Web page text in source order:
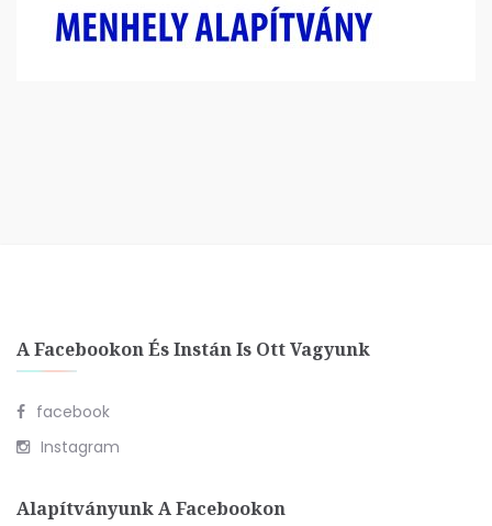
A Facebookon És Instán Is Ott Vagyunk
facebook
Instagram
Alapítványunk A Facebookon